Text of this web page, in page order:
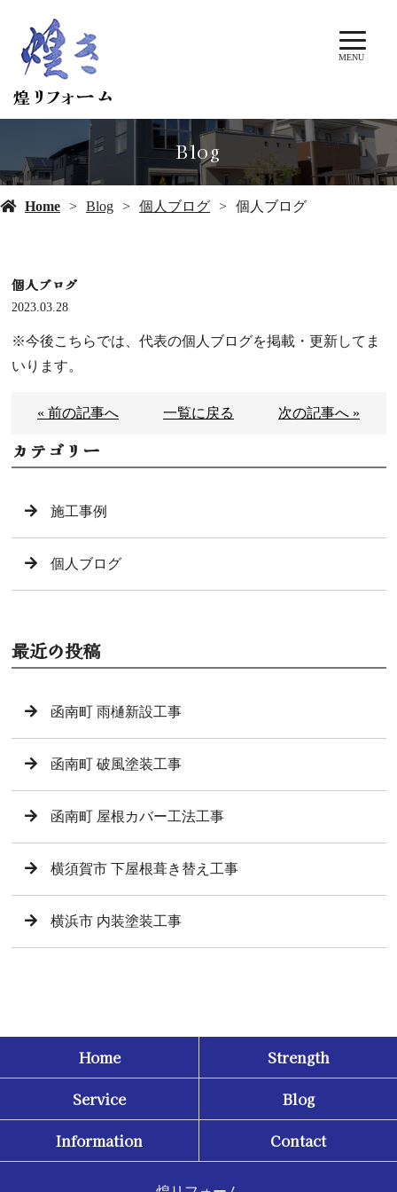
MENU
Blog
Home Blog 個人ブログ 個人ブログ
個人ブログ
2023.03.28
※今後こちらでは、代表の個人ブログを掲載・更新してま
いります。
« 前の記事へ 一覧に戻る 次の記事へ »
カテゴリー
施工事例
個人ブログ
最近の投稿
函南町 雨樋新設工事
函南町 破風塗装工事
函南町 屋根カバー工法工事
横須賀市 下屋根葺き替え工事
横浜市 内装塗装工事
Home
Strength
Service
Blog
Information
Contact